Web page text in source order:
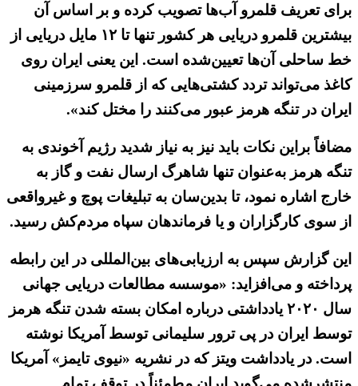
برای تعریف قلمرو آب‌ها تصویب کرده و بر اساس آن
بیشترین قلمرو دریایی هر کشور تنها تا ۱۲ مایل دریایی از
خط ساحلی آن‌ها تعیین‌شده است. این یعنی ایران روی
کاغذ می‌تواند تردد کشتی‌هایی که از قلمرو سرزمینی
ایران در تنگه هرمز عبور می‌کنند را مختل کند».
مضافاً براین نکات باید نیز به نیاز شدید رژیم آخوندی به
تنگه هرمز به‌عنوان تنها شاهرگ ارسال نفت و گاز به
خارج اشاره نمود، تا بدین‌سان به تبلیغات پوچ و غیرواقعی
از سوی کارگزاران و یا فرماندهان سپاه مردم‌کش رسید.
این گزارش سپس به ارزیابی‌های بین‌المللی در این رابطه
پرداخته و می‌افزاید: «موسسه مطالعات دریایی جهانی
سال ۲۰۲۰ یادداشتی درباره امکان بسته شدن تنگه هرمز
توسط ایران در پی ترور سلیمانی توسط آمریکا نوشته
است. در یادداشت ویتز که در نشریه «نیوی تایمز» آمریکا